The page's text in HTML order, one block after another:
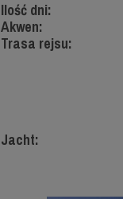
Ilość dni:
Akwen:
Trasa rejsu:
Jacht: